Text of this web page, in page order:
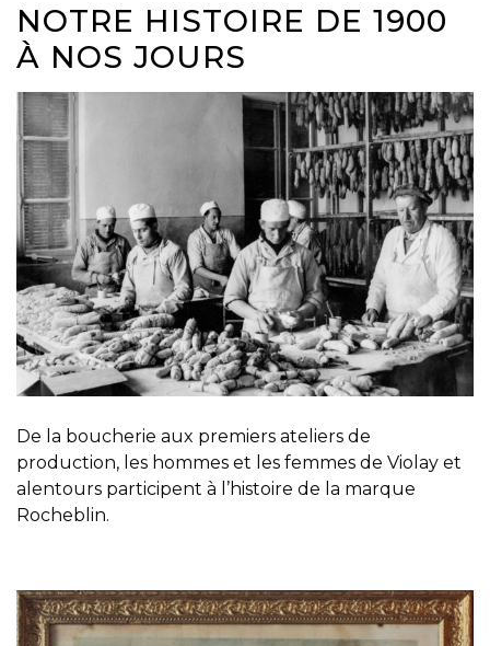
NOTRE HISTOIRE DE 1900
À NOS JOURS
De la boucherie aux premiers ateliers de
production, les hommes et les femmes de Violay et
alentours participent à l’histoire de la marque
Rocheblin.